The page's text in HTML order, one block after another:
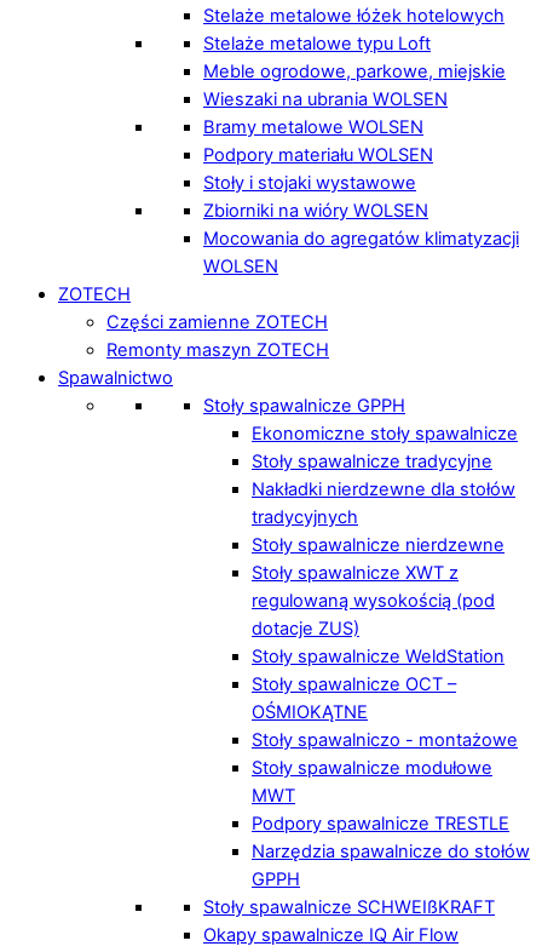
Stelaże metalowe łóżek hotelowych
Stelaże metalowe typu Loft
Meble ogrodowe, parkowe, miejskie
Wieszaki na ubrania WOLSEN
Bramy metalowe WOLSEN
Podpory materiału WOLSEN
Stoły i stojaki wystawowe
Zbiorniki na wióry WOLSEN
Mocowania do agregatów klimatyzacji
WOLSEN
ZOTECH
Części zamienne ZOTECH
Remonty maszyn ZOTECH
Spawalnictwo
Stoły spawalnicze GPPH
Ekonomiczne stoły spawalnicze
Stoły spawalnicze tradycyjne
Nakładki nierdzewne dla stołów
tradycyjnych
Stoły spawalnicze nierdzewne
Stoły spawalnicze XWT z
regulowaną wysokością (pod
dotacje ZUS)
Stoły spawalnicze WeldStation
Stoły spawalnicze OCT –
OŚMIOKĄTNE
Stoły spawalniczo - montażowe
Stoły spawalnicze modułowe
MWT
Podpory spawalnicze TRESTLE
Narzędzia spawalnicze do stołów
GPPH
Stoły spawalnicze SCHWEIßKRAFT
Okapy spawalnicze IQ Air Flow